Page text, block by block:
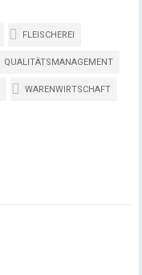
FLEISCHEREI
QUALITÄTSMANAGEMENT
WARENWIRTSCHAFT